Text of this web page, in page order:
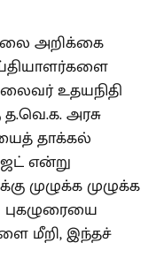
அறிக்கை
உதயநிதி
அரசு
தாக்கல்
என்று
முழுக்க முழுக்க
புகழுரையை
மீறி, இந்தச்